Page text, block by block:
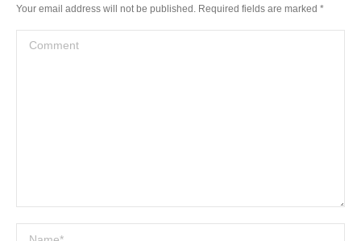
Your email address will not be published. Required fields are marked *
Comment
Name *